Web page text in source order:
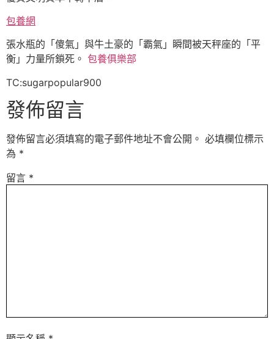
包養網
張水瓶的「傻氣」與牛土豪的「霸氣」瞬間被天秤座的「平
衡」力量所鎖死。 包養俱樂部
TC:sugarpopular900
發佈留言
發佈留言必須填寫的電子郵件地址不會公開。 必填欄位標示
為 *
留言 *